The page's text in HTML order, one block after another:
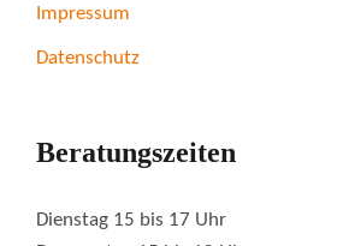
Impressum
Datenschutz
Beratungszeiten
Dienstag 15 bis 17 Uhr